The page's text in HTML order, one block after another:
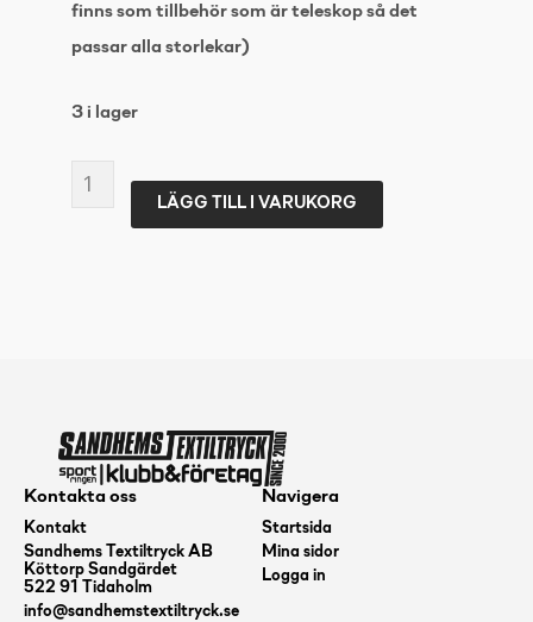
finns som tillbehör som är teleskop så det
passar alla storlekar)
3 i lager
Klean
Peach
Parfai
mängd
LÄGG TILL I VARUKORG
Kontakta oss
Kontakt
Sandhems Textiltryck AB
Köttorp Sandgärdet
522 91 Tidaholm
info@sandhemstextiltryck.se
Navigera
Startsida
Mina sidor
Logga in